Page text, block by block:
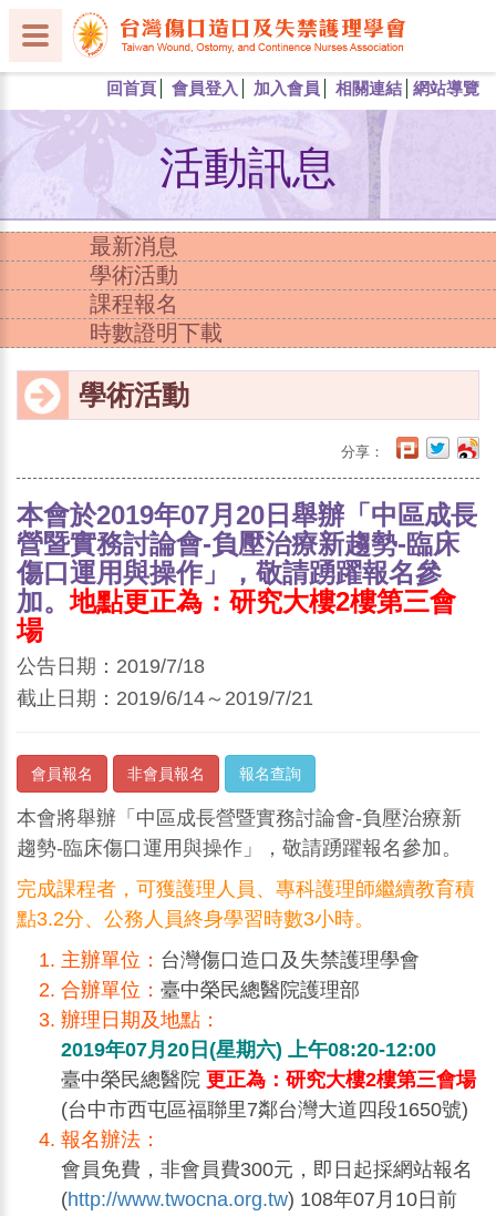
回首頁 會員登入 加入會員 相關連結 網站導覽
活動訊息
最新消息
學術活動
課程報名
時數證明下載
學術活動
分享：
本會於2019年07月20日舉辦「中區成長
營暨實務討論會-負壓治療新趨勢-臨床
傷口運用與操作」，敬請踴躍報名參
加。地點更正為：研究大樓2樓第三會
場
公告日期：2019/7/18
截止日期：2019/6/14～2019/7/21
會員報名 非會員報名 報名查詢
本會將舉辦「中區成長營暨實務討論會-負壓治療新
趨勢-臨床傷口運用與操作」，敬請踴躍報名參加。
完成課程者，可獲護理人員、專科護理師繼續教育積
點3.2分、公務人員終身學習時數3小時。
主辦單位： 台灣傷口造口及失禁護理學會
合辦單位： 臺中榮民總醫院護理部
辦理日期及地點：
2019年07月20日(星期六) 上午08:20-12:00
臺中榮民總醫院 更正為：研究大樓2樓第三會場
(台中市西屯區福聯里7鄰台灣大道四段1650號)
報名辦法：
會員免費，非會員費300元，即日起採網站報名
(http://www.twocna.org.tw) 108年07月10日前